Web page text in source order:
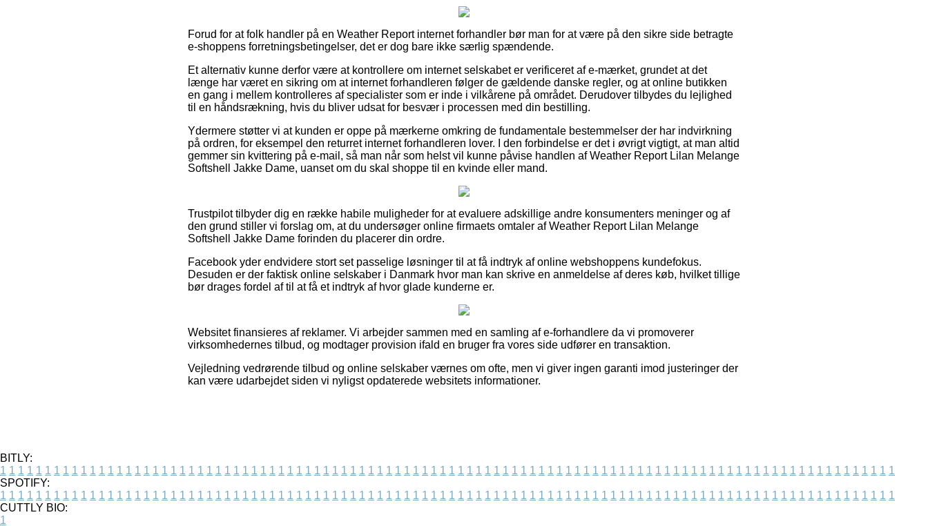
Forud for at folk handler på en Weather Report internet forhandler bør man for at være på den sikre side betragte
e-shoppens forretningsbetingelser, det er dog bare ikke særlig spændende.
Et alternativ kunne derfor være at kontrollere om internet selskabet er verificeret af e-mærket, grundet at det
længe har været en sikring om at internet forhandleren følger de gældende danske regler, og at online butikken
en gang i mellem kontrolleres af specialister som er inde i vilkårene på området. Derudover tilbydes du lejlighed
til en håndsrækning, hvis du bliver udsat for besvær i processen med din bestilling.
Ydermere støtter vi at kunden er oppe på mærkerne omkring de fundamentale bestemmelser der har indvirkning
på ordren, for eksempel den returret internet forhandleren lover. I den forbindelse er det i øvrigt vigtigt, at man altid
gemmer sin kvittering på e-mail, så man når som helst vil kunne påvise handlen af Weather Report Lilan Melange
Softshell Jakke Dame, uanset om du skal shoppe til en kvinde eller mand.
Trustpilot tilbyder dig en række habile muligheder for at evaluere adskillige andre konsumenters meninger og af
den grund stiller vi forslag om, at du undersøger online firmaets omtaler af Weather Report Lilan Melange
Softshell Jakke Dame forinden du placerer din ordre.
Facebook yder endvidere stort set passelige løsninger til at få indtryk af online webshoppens kundefokus.
Desuden er der faktisk online selskaber i Danmark hvor man kan skrive en anmeldelse af deres køb, hvilket tillige
bør drages fordel af til at få et indtryk af hvor glade kunderne er.
Websitet finansieres af reklamer. Vi arbejder sammen med en samling af e-forhandlere da vi promoverer
virksomhedernes tilbud, og modtager provision ifald en bruger fra vores side udfører en transaktion.
Vejledning vedrørende tilbud og online selskaber værnes om ofte, men vi giver ingen garanti imod justeringer der
kan være udarbejdet siden vi nyligst opdaterede websitets informationer.
BITLY:
1 1 1 1 1 1 1 1 1 1 1 1 1 1 1 1 1 1 1 1 1 1 1 1 1 1 1 1 1 1 1 1 1 1 1 1 1 1 1 1 1 1 1 1 1 1 1 1 1 1 1 1 1 1 1 1 1 1 1 1 1 1 1 1 1 1 1 1 1 1 1 1 1 1 1 1 1 1 1 1 1 1 1 1 1 1 1 1 1 1 1 1 1 1 1 1 1 1 1 1
SPOTIFY:
1 1 1 1 1 1 1 1 1 1 1 1 1 1 1 1 1 1 1 1 1 1 1 1 1 1 1 1 1 1 1 1 1 1 1 1 1 1 1 1 1 1 1 1 1 1 1 1 1 1 1 1 1 1 1 1 1 1 1 1 1 1 1 1 1 1 1 1 1 1 1 1 1 1 1 1 1 1 1 1 1 1 1 1 1 1 1 1 1 1 1 1 1 1 1 1 1 1 1 1
CUTTLY BIO:
1